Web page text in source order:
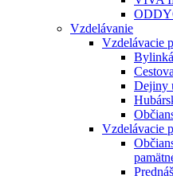
Vzdelávanie
Vzdelávacie
Dejiny
Vzdelávacie